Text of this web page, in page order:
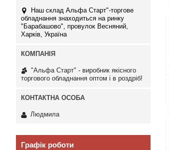
Наш склад Альфа Старт"-торгове
обладнання знаходиться на ринку
"Барабашово", провулок Весняний,
Харків, Україна
"Альфа Старт" - виробник якісного
торгового обладнання оптом і в роздріб!
Людмила
Графік роботи